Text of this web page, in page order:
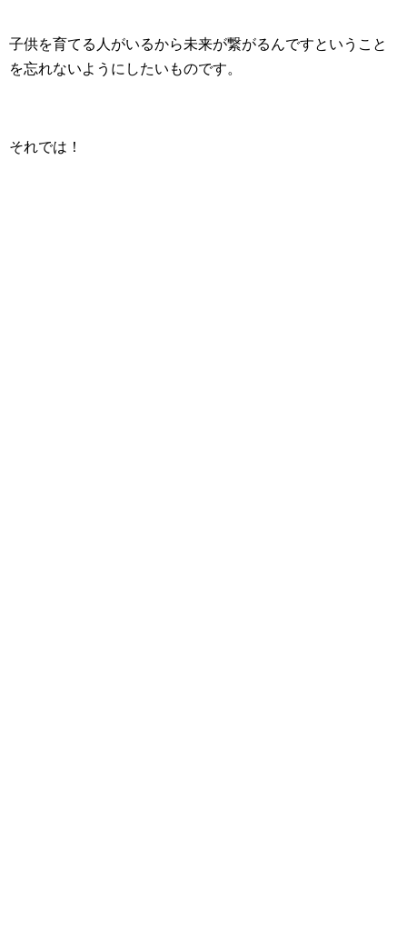
子供を育てる人がいるから未来が繋がるんですということ
を忘れないようにしたいものです。
それでは！